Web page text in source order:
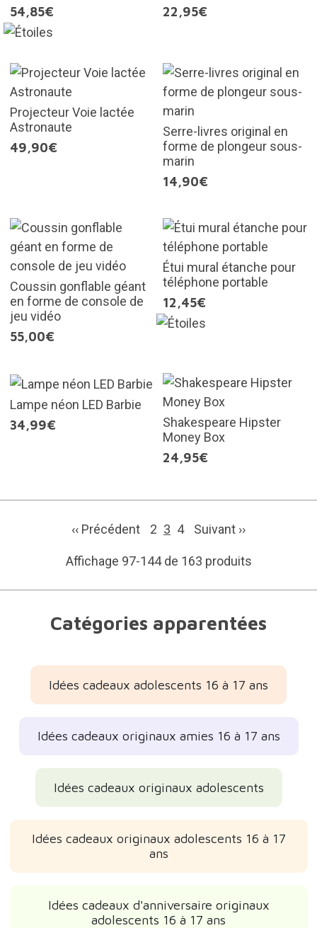
54,85€ 22,95€
Projecteur Voie lactée
Astronaute
49,90€
Serre-livres original en
forme de plongeur sous-
marin
14,90€
Coussin gonflable géant
en forme de console de
jeu vidéo
55,00€
Étui mural étanche pour
téléphone portable
12,45€
Lampe néon LED Barbie
34,99€
Shakespeare Hipster
Money Box
24,95€
‹‹ Précédent 2 3 4 Suivant ››
Affichage 97-144 de 163 produits
Catégories apparentées
Idées cadeaux adolescents 16 à 17 ans
Idées cadeaux originaux amies 16 à 17 ans
Idées cadeaux originaux adolescents
Idées cadeaux originaux adolescents 16 à 17
ans
Idées cadeaux d'anniversaire originaux
adolescents 16 à 17 ans